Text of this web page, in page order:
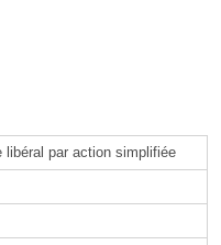
libéral par action simplifiée